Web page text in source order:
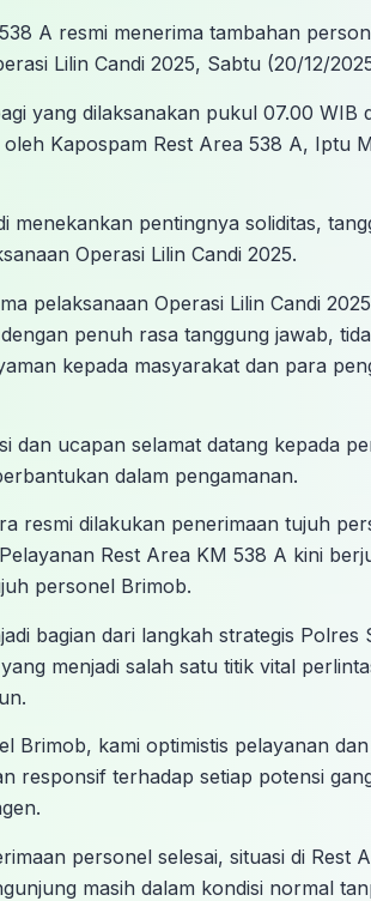
A resmi menerima tambahan
Lilin Candi 2025, Sabtu (20/12/
yang dilaksanakan pukul 07.00 WIB
Kapospam Rest Area 538 A, Iptu
menekankan pentingnya soliditas,
Operasi Lilin Candi 2025.
pelaksanaan Operasi Lilin Candi
penuh rasa tanggung jawab,
kepada masyarakat dan para
dan ucapan selamat datang kepada
dalam pengamanan.
resmi dilakukan penerimaan tujuh
Rest Area KM 538 A kini
personel Brimob.
bagian dari langkah strategis Polres
menjadi salah satu titik vital
Brimob, kami optimistis pelayanan
responsif terhadap setiap potensi
personel selesai, situasi di Rest
masih dalam kondisi normal